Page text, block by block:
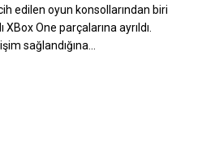
edilen oyun konsollarından biri
One parçalarına ayrıldı.
sağlandığına...